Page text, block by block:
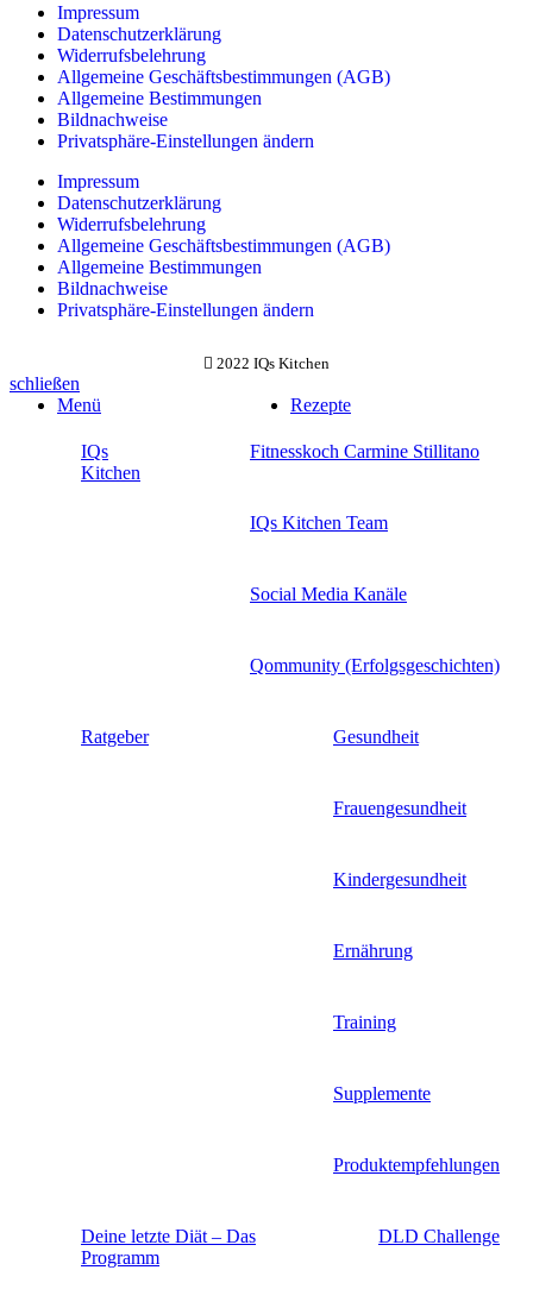
Impressum
Datenschutzerklärung
Widerrufsbelehrung
Allgemeine Geschäftsbestimmungen (AGB)
Allgemeine Bestimmungen
Bildnachweise
Privatsphäre-Einstellungen ändern
Impressum
Datenschutzerklärung
Widerrufsbelehrung
Allgemeine Geschäftsbestimmungen (AGB)
Allgemeine Bestimmungen
Bildnachweise
Privatsphäre-Einstellungen ändern
2022 IQs Kitchen
schließen
Menü
Rezepte
IQs
Kitchen
Fitnesskoch Carmine Stillitano
IQs Kitchen Team
Social Media Kanäle
Qommunity (Erfolgsgeschichten)
Ratgeber Gesundheit
Frauengesundheit
Kindergesundheit
Ernährung
Training
Supplemente
Produktempfehlungen
Deine letzte Diät – Das
Programm
DLD Challenge